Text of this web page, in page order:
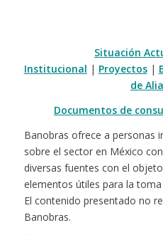
Situación
Institucional | Proyectos|
de
Documentos de
Banobras ofrece a personas
sobre el sector en México
diversas fuentes con el
elementos útiles para la
El contenido presentado no
Banobras.